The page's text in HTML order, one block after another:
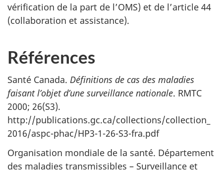
vérification de la part de l’OMS) et de l’article 44
(collaboration et assistance).
Références
Santé Canada. Définitions de cas des maladies
faisant l’objet d’une surveillance nationale. RMTC
2000; 26(S3).
http://publications.gc.ca/collections/collection_
2016/aspc-phac/HP3-1-26-S3-fra.pdf
Organisation mondiale de la santé. Département
des maladies transmissibles – Surveillance et